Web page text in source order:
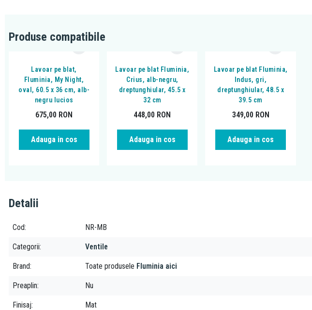
Produse compatibile
Lavoar pe blat,
Fluminia, My Night,
oval, 60.5 x 36 cm, alb-
negru lucios
675,00 RON
Adauga in cos
Lavoar pe blat Fluminia,
Crius, alb-negru,
dreptunghiular, 45.5 x
32 cm
448,00 RON
Adauga in cos
Lavoar pe blat Fluminia,
Indus, gri,
dreptunghiular, 48.5 x
39.5 cm
349,00 RON
Adauga in cos
Detalii
Cod NR-MB
Categorii Ventile
Brand Toate produsele Fluminia aici
Preaplin Nu
Finisaj Mat